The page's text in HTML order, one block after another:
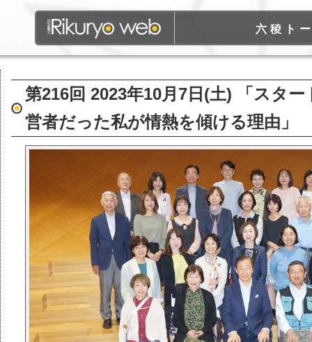
六稜ト
第216回 2023年10月7日(土) 「スタ
営者だった私が情熱を傾ける理由」